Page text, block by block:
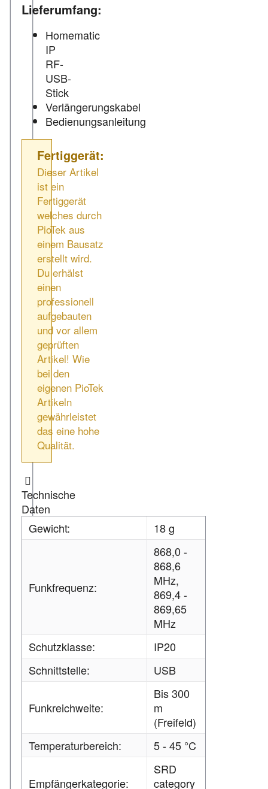
Lieferumfang:
Homematic
IP
RF-
USB-
Stick
Verlängerungskabel
Bedienungsanleitung
Fertiggerät:
Dieser Artikel
ist ein
Fertiggerät
welches durch
PioTek aus
einem Bausatz
erstellt wird.
Du erhälst
einen
professionell
aufgebauten
und vor allem
geprüften
Artikel! Wie
bei den
eigenen PioTek
Artikeln
gewährleistet
das eine hohe
Qualität.
Technische
Daten
Gewicht:
18 g
Funkfrequenz:
868,0 -
868,6
MHz,
869,4 -
869,65
MHz
Schutzklasse:
IP20
Schnittstelle:
USB
Funkreichweite:
Bis 300
m
(Freifeld)
Temperaturbereich:
5 - 45 °C
Empfängerkategorie:
SRD
category